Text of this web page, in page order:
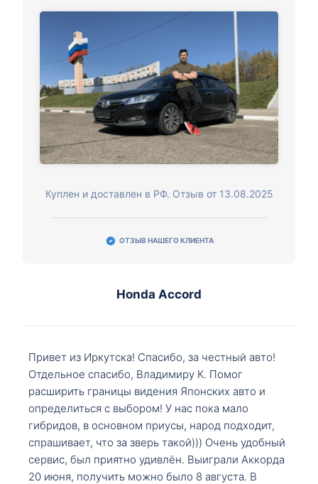
Куплен и доставлен в РФ. Отзыв от 13.08.2025
ОТЗЫВ НАШЕГО КЛИЕНТА
Honda Accord
Привет из Иркутска! Спасибо, за честный авто!
Отдельное спасибо, Владимиру К. Помог
расширить границы видения Японских авто и
определиться с выбором! У нас пока мало
гибридов, в основном приусы, народ подходит,
спрашивает, что за зверь такой))) Очень удобный
сервис, был приятно удивлён. Выиграли Аккорда
20 июня, получить можно было 8 августа. В